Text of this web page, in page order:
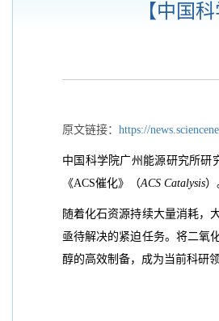
【中国
原文链接： https://
中国科学院广州能源研究所研
《ACS催化》（ACS Catalysis）
随着化石资源持续大量消耗，
亟待解决的紧迫任务。将二氧
醇的高效制备，成为当前科研